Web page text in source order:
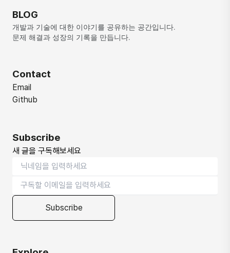
BLOG
개발과 기술에 대한 이야기를 공유하는 공간입니다.
문제 해결과 성장의 기록을 만듭니다.
Contact
Email
Github
Subscribe
새 글을 구독해보세요
Subscribe